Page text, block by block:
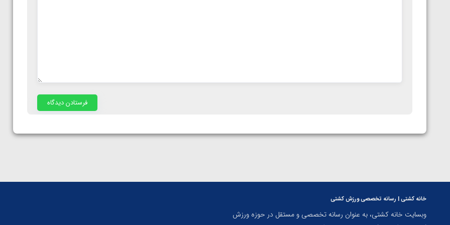
خانه کشتی | رسانه تخصصی ورزش کشتی
وبسایت خانه کشتی، به عنوان رسانه تخصصی و مستقل در حوزه ورزش